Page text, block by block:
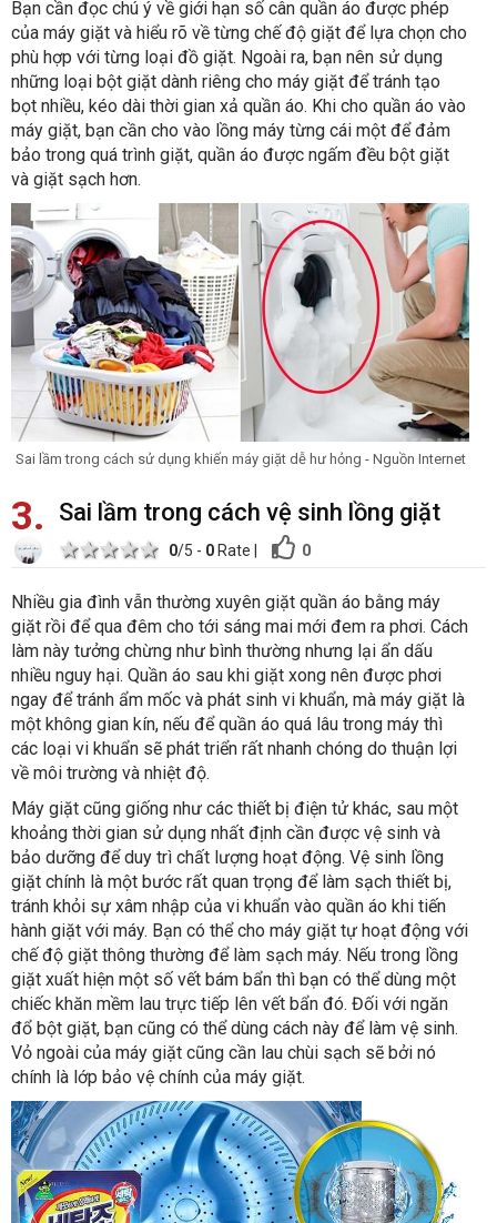
Bạn cần đọc chú ý về giới hạn số cân quần áo được phép
của máy giặt và hiểu rõ về từng chế độ giặt để lựa chọn cho
phù hợp với từng loại đồ giặt. Ngoài ra, bạn nên sử dụng
những loại bột giặt dành riêng cho máy giặt để tránh tạo
bọt nhiều, kéo dài thời gian xả quần áo. Khi cho quần áo vào
máy giặt, bạn cần cho vào lồng máy từng cái một để đảm
bảo trong quá trình giặt, quần áo được ngấm đều bột giặt
và giặt sạch hơn.
Sai lầm trong cách sử dụng khiến máy giặt dễ hư hỏng - Nguồn Internet
3 Sai lầm trong cách vệ sinh lồng giặt
5 stars
4 stars
3 stars
2 stars
1 star 0/5 - 0Rate 0
Nhiều gia đình vẫn thường xuyên giặt quần áo bằng máy
giặt rồi để qua đêm cho tới sáng mai mới đem ra phơi. Cách
làm này tưởng chừng như bình thường nhưng lại ẩn dấu
nhiều nguy hại. Quần áo sau khi giặt xong nên được phơi
ngay để tránh ẩm mốc và phát sinh vi khuẩn, mà máy giặt là
một không gian kín, nếu để quần áo quá lâu trong máy thì
các loại vi khuẩn sẽ phát triển rất nhanh chóng do thuận lợi
về môi trường và nhiệt độ.
Máy giặt cũng giống như các thiết bị điện tử khác, sau một
khoảng thời gian sử dụng nhất định cần được vệ sinh và
bảo dưỡng để duy trì chất lượng hoạt động. Vệ sinh lồng
giặt chính là một bước rất quan trọng để làm sạch thiết bị,
tránh khỏi sự xâm nhập của vi khuẩn vào quần áo khi tiến
hành giặt với máy. Bạn có thể cho máy giặt tự hoạt động với
chế độ giặt thông thường để làm sạch máy. Nếu trong lồng
giặt xuất hiện một số vết bám bẩn thì bạn có thể dùng một
chiếc khăn mềm lau trực tiếp lên vết bẩn đó. Đối với ngăn
đổ bột giặt, bạn cũng có thể dùng cách này để làm vệ sinh.
Vỏ ngoài của máy giặt cũng cần lau chùi sạch sẽ bởi nó
chính là lớp bảo vệ chính của máy giặt.